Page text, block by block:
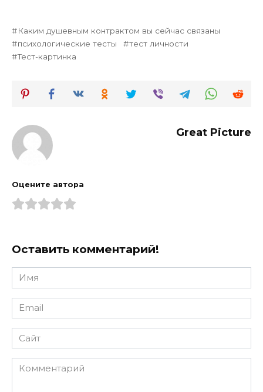
Каким душевным контрактом вы сейчас связаны
психологические тесты
тест личности
Тест-картинка
Great Picture
Оцените автора
Оставить комментарий!
Имя
*
Email
*
Сайт
Комментарий